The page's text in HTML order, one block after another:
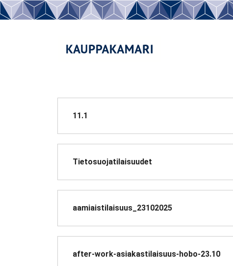
11.1
Tietosuojatilaisuudet
aamiaistilaisuus_23102025
after-work-asiakastilaisuus-hobo-23.10